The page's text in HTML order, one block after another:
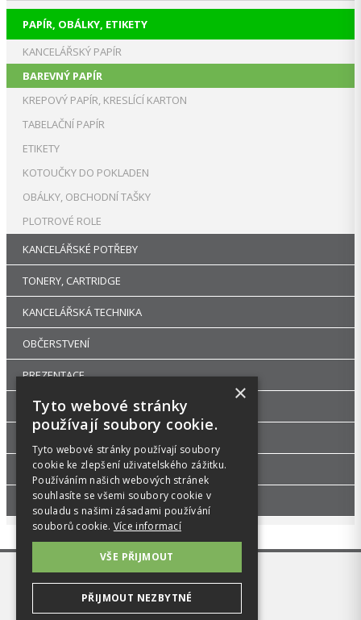
PAPÍR, OBÁLKY, ETIKETY
KANCELÁŘSKÝ PAPÍR
BAREVNÝ PAPÍR
KREPOVÝ PAPÍR, KRESLÍCÍ KARTON
TABELAČNÍ PAPÍR
ETIKETY
KOTOUČKY DO POKLADEN
OBÁLKY, OBCHODNÍ TAŠKY
PLOTROVÉ ROLE
KANCELÁŘSKÉ POTŘEBY
TONERY, CARTRIDGE
KANCELÁŘSKÁ TECHNIKA
OBČERSTVENÍ
PREZENTACE
DROGERIE
KANCELÁŘSKÝ NÁBYTEK
ŠKOLA, VÝTVARNÉ POTŘEBY
PŘÍSLUŠENSTVÍ
×
Tyto webové stránky
používají soubory cookie.
Tyto webové stránky používají soubory
cookie ke zlepšení uživatelského zážitku.
Používáním našich webových stránek
souhlasíte se všemi soubory cookie v
souladu s našimi zásadami používání
souborů cookie. Více informací
VŠE PŘIJMOUT
PŘIJMOUT NEZBYTNÉ